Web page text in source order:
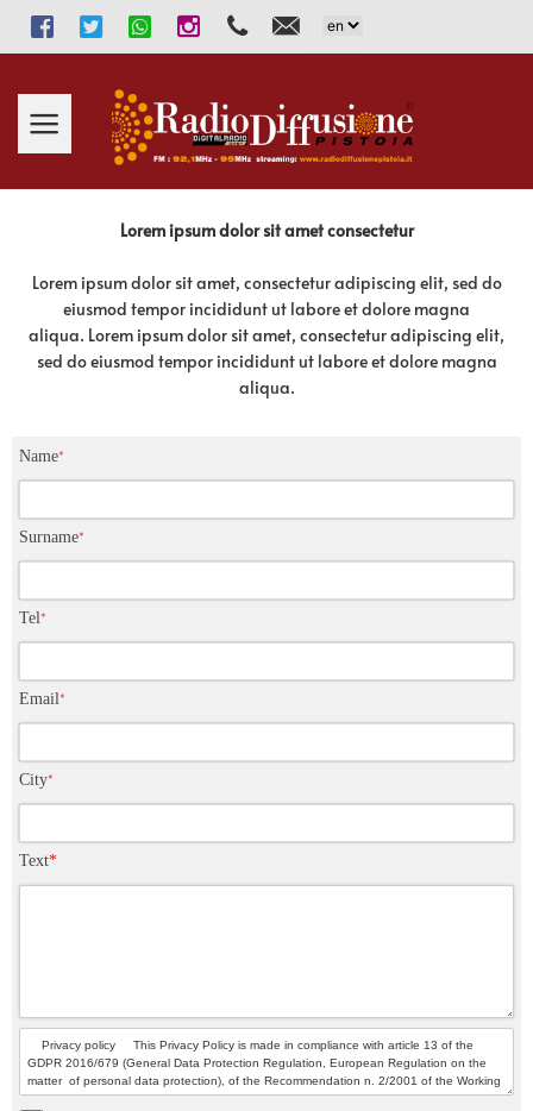
FacebookTwitter WhatsAppInstagram333.2913131
Lorem ipsum dolor sit amet consectetur
Lorem ipsum dolor sit amet, consectetur adipiscing elit, sed do
eiusmod tempor incididunt ut labore et dolore magna
aliqua. Lorem ipsum dolor sit amet, consectetur adipiscing elit,
sed do eiusmod tempor incididunt ut labore et dolore magna
aliqua.
Name*
Surname*
Tel*
Email*
City*
Text*